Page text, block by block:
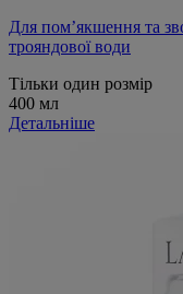
Для пом’якшення та
трояндової води
Тільки один розмір
400 мл
Детальніше